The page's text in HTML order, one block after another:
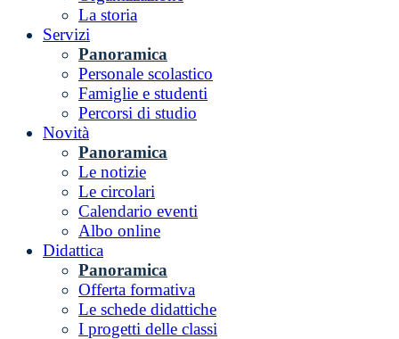
La storia
Servizi
Panoramica
Personale scolastico
Famiglie e studenti
Percorsi di studio
Novità
Panoramica
Le notizie
Le circolari
Calendario eventi
Albo online
Didattica
Panoramica
Offerta formativa
Le schede didattiche
I progetti delle classi